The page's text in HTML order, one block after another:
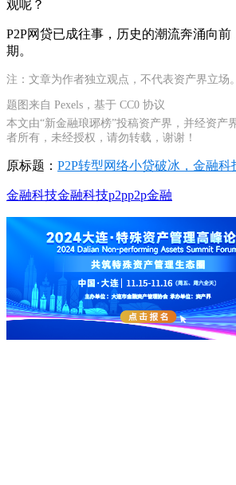
观呢？
P2P网贷已成往事，历史的潮流奔涌向
期。
注：文章为作者独立观点，不代表资产界立场。
题图来自 Pexels，基于 CC0 协议
本文由“新金融琅琊榜”投稿资产界，并经资产
者所有，未经授权，请勿转载，谢谢！
原标题： P2P转型网络小贷破冰，金融科
金融科技金融科技p2pp2p金融